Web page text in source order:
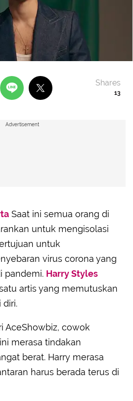
13
Shares
Advertisement
Saat ini semua orang di
untuk mengisolasi
untuk
virus corona yang
pandemi. Harry Styles
artis yang memutuskan
diri.
AceShowbiz, cowok
merasa tindakan
berat. Harry merasa
harus berada terus di